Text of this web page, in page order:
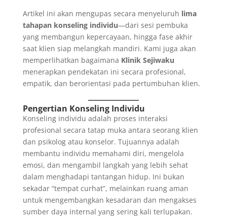
Artikel ini akan mengupas secara menyeluruh lima
tahapan konseling individu—dari sesi pembuka
yang membangun kepercayaan, hingga fase akhir
saat klien siap melangkah mandiri. Kami juga akan
memperlihatkan bagaimana Klinik Sejiwaku
menerapkan pendekatan ini secara profesional,
empatik, dan berorientasi pada pertumbuhan klien.
Pengertian Konseling Individu
Konseling individu adalah proses interaksi
profesional secara tatap muka antara seorang klien
dan psikolog atau konselor. Tujuannya adalah
membantu individu memahami diri, mengelola
emosi, dan mengambil langkah yang lebih sehat
dalam menghadapi tantangan hidup. Ini bukan
sekadar “tempat curhat”, melainkan ruang aman
untuk mengembangkan kesadaran dan mengakses
sumber daya internal yang sering kali terlupakan.